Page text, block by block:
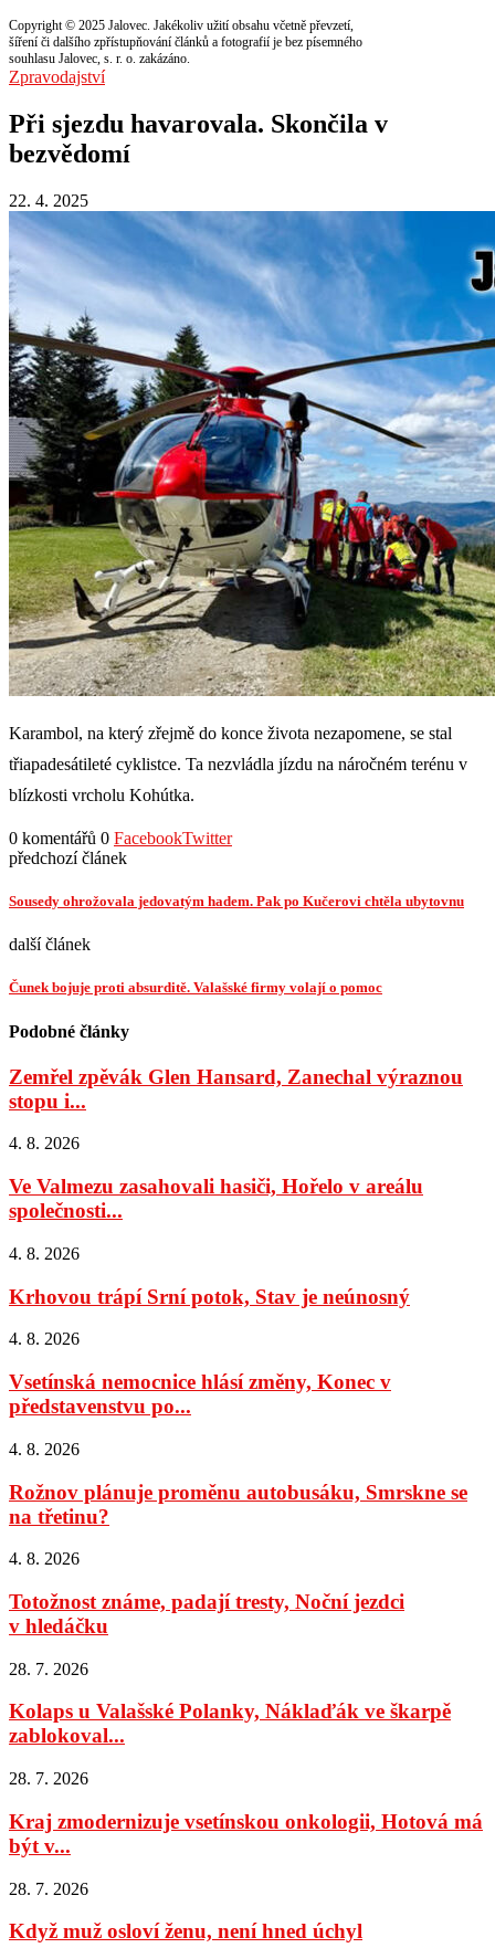
Copyright © 2025 Jalovec. Jakékoliv užití obsahu včetně převzetí,
šíření či dalšího zpřístupňování článků a fotografií je bez písemného
souhlasu Jalovec, s. r. o. zakázáno.
Zpravodajství
Při sjezdu havarovala. Skončila v
bezvědomí
22. 4. 2025
Karambol, na který zřejmě do konce života nezapomene, se stal
třiapadesátileté cyklistce. Ta nezvládla jízdu na náročném terénu v
blízkosti vrcholu Kohútka.
0 komentářů 0 FacebookTwitter
předchozí článek
Sousedy ohrožovala jedovatým hadem. Pak po Kučerovi chtěla ubytovnu
další článek
Čunek bojuje proti absurditě. Valašské firmy volají o pomoc
Podobné články
Zemřel zpěvák Glen Hansard, Zanechal výraznou
stopu i...
4. 8. 2026
Ve Valmezu zasahovali hasiči, Hořelo v areálu
společnosti...
4. 8. 2026
Krhovou trápí Srní potok, Stav je neúnosný
4. 8. 2026
Vsetínská nemocnice hlásí změny, Konec v
představenstvu po...
4. 8. 2026
Rožnov plánuje proměnu autobusáku, Smrskne se
na třetinu?
4. 8. 2026
Totožnost známe, padají tresty, Noční jezdci
v hledáčku
28. 7. 2026
Kolaps u Valašské Polanky, Náklaďák ve škarpě
zablokoval...
28. 7. 2026
Kraj zmodernizuje vsetínskou onkologii, Hotová má
být v...
28. 7. 2026
Když muž osloví ženu, není hned úchyl